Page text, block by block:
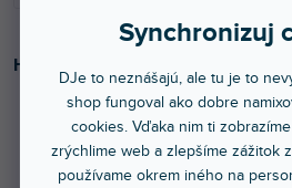
Synchronizuj
DJe to neznášajú, ale tu je to
shop fungoval ako dobre
cookies. Vďaka nim ti
zrýchlime web a zlepšíme zážitok
používame okrem iného na
18,50 €
Halogénová výbojka typ MR13.